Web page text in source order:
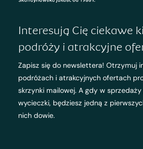
Interesują Cię ciekawe
podróży i atrakcyjne
Zapisz się do newslettera! Otrzymuj
podróżach i atrakcyjnych ofertach
skrzynki mailowej. A gdy w
wycieczki, będziesz jedną z
nich dowie.